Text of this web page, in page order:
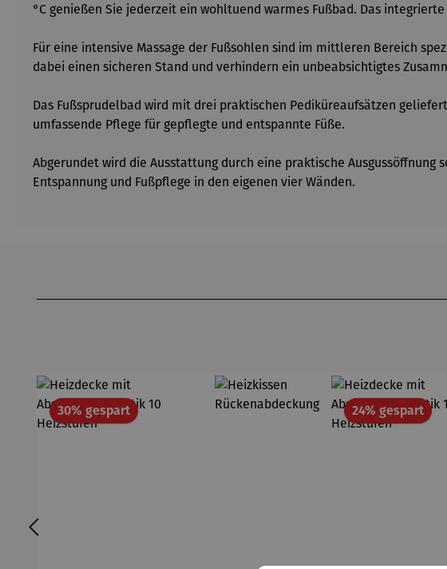
°C genießen Sie jederzeit ein wohltuend warmes Fußbad. Das
Für eine intensive Massage der Fußsohlen sind im mittleren Bereich
dabei einen sicheren Stand und verhindern ein unbeabsichtigtes
Das Fußsprudelbad wird mit drei praktischen Pediküreaufsätzen
umfassende Pflege für gepflegte und entspannte Füße.
Abgerundet wird die Ausstattung durch eine praktische Ausgussöffnung
Entspannung und Fußpflege in den eigenen vier Wänden.
30% gespartRabatt 24% gespart